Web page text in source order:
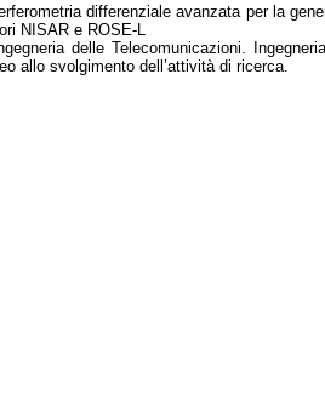
differenziale avanzata per la
NISAR e ROSE-L
delle Telecomunicazioni.
allo svolgimento dell’attività di ricerca.